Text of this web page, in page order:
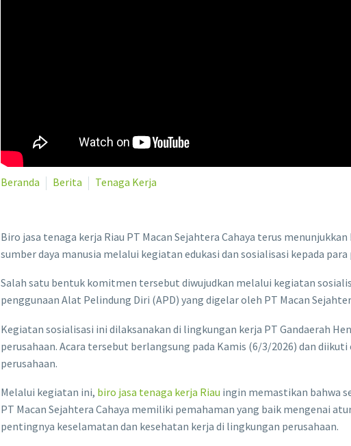
Beranda Berita Tenaga Kerja
Biro jasa tenaga kerja Riau PT Macan Sejahtera Cahaya terus
sumber daya manusia melalui kegiatan edukasi dan sosialisasi kepada para
Salah satu bentuk komitmen tersebut diwujudkan melalui kegiatan
penggunaan Alat Pelindung Diri (APD) yang digelar oleh PT Macan
Kegiatan sosialisasi ini dilaksanakan di lingkungan kerja PT Gandaerah
perusahaan. Acara tersebut berlangsung pada Kamis (6/3/2026) dan
perusahaan.
Melalui kegiatan ini, biro jasa tenaga kerja Riau ingin memastikan bahwa
PT Macan Sejahtera Cahaya memiliki pemahaman yang baik mengenai
pentingnya keselamatan dan kesehatan kerja di lingkungan perusahaan.